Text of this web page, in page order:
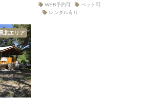
WEB予約可
ペット可
レンタル有り
北エリア